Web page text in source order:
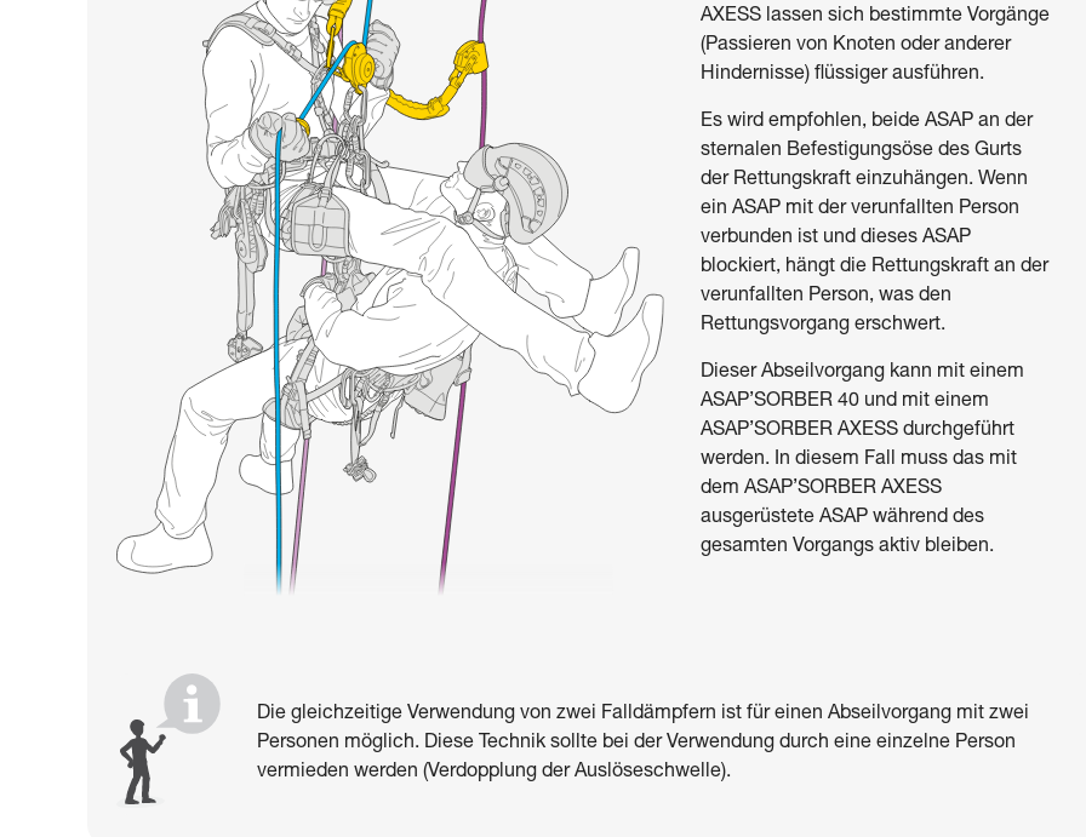
AXESS lassen sich bestimmte Vorgänge
(Passieren von Knoten oder anderer
Hindernisse) flüssiger ausführen.
Es wird empfohlen, beide ASAP an der
sternalen Befestigungsöse des Gurts
der Rettungskraft einzuhängen. Wenn
ein ASAP mit der verunfallten Person
verbunden ist und dieses ASAP
blockiert, hängt die Rettungskraft an der
verunfallten Person, was den
Rettungsvorgang erschwert.
Dieser Abseilvorgang kann mit einem
ASAP’SORBER 40 und mit einem
ASAP’SORBER AXESS durchgeführt
werden. In diesem Fall muss das mit
dem ASAP’SORBER AXESS
ausgerüstete ASAP während des
gesamten Vorgangs aktiv bleiben.
Die gleichzeitige Verwendung von zwei Falldämpfern ist für einen Abseilvorgang mit zwei
Personen möglich. Diese Technik sollte bei der Verwendung durch eine einzelne Person
vermieden werden (Verdopplung der Auslöseschwelle).